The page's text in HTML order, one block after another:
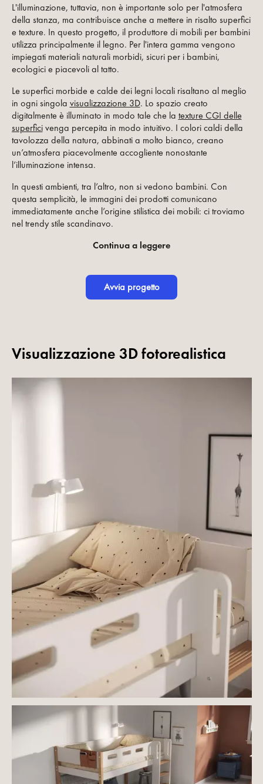
L'illuminazione, tuttavia, non è importante solo per l'atmosfera
della stanza, ma contribuisce anche a mettere in risalto superfici
e texture. In questo progetto, il produttore di mobili per bambini
utilizza principalmente il legno. Per l'intera gamma vengono
impiegati materiali naturali morbidi, sicuri per i bambini,
ecologici e piacevoli al tatto.
Le superfici morbide e calde dei legni locali risaltano al meglio
in ogni singola visualizzazione 3D. Lo spazio creato
digitalmente è illuminato in modo tale che la texture CGI delle
superficivenga percepita in modo intuitivo. I colori caldi della
tavolozza della natura, abbinati a molto bianco, creano
un’atmosfera piacevolmente accogliente nonostante
l’illuminazione intensa.
In questi ambienti, tra l’altro, non si vedono bambini. Con
questa semplicità, le immagini dei prodotti comunicano
immediatamente anche l’origine stilistica dei mobili: ci troviamo
nel trendy stile scandinavo.
Continua a leggere
Avvia progetto
Visualizzazione 3D fotorealistica